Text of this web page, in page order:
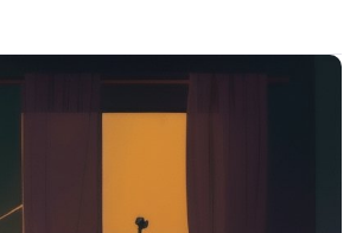
интеллекта у детей